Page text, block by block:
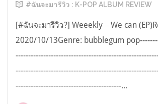
#ฉันจะมารีวิว : K-POP ALBUM REVIEW
[#ฉันจะมารีวิว?] Weeekly ‒ We can
2020/10/13Genre: bubblegum
------------------------------------------...